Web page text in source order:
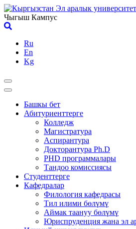
Skip
to
content
Чыгыш Кампус
Ru
En
Kg
Башкы бет
Абитуриенттерге
Колледж
Магистратура
Аспирантура
Докторантура Ph.D
PHD программалары
Тандоо комиссиясы
Студенттерге
Кафедралар
Филология кафедрасы
Тил илими бөлүмү
Аймак таануу бөлүмү
Юриспруденция жана эл